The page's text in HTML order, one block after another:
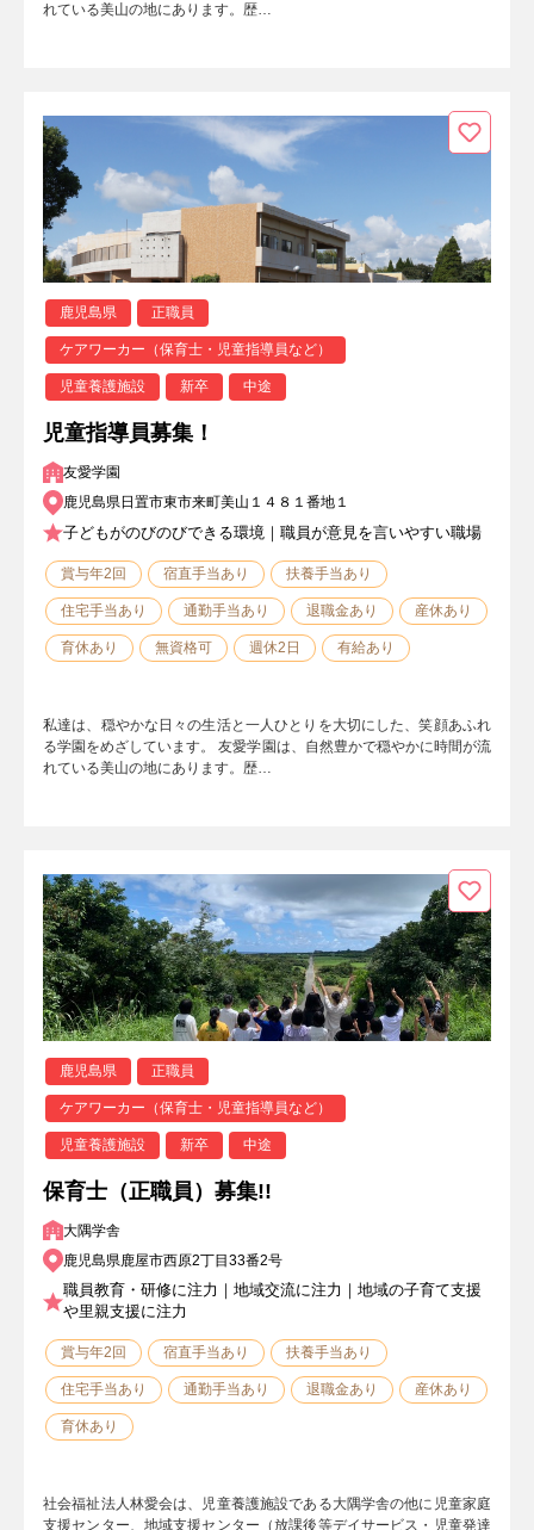
れている美山の地にあります。歴…
鹿児島県 正職員
ケアワーカー（保育士・児童指導員など）
児童養護施設 新卒 中途
児童指導員募集！
友愛学園
鹿児島県日置市東市来町美山１４８１番地１
子どもがのびのびできる環境｜職員が意見を言いやすい職場
賞与年2回 宿直手当あり 扶養手当あり
住宅手当あり 通勤手当あり 退職金あり 産休あり
育休あり 無資格可 週休2日 有給あり
私達は、穏やかな日々の生活と一人ひとりを大切にした、笑顔あふれ
る学園をめざしています。 友愛学園は、自然豊かで穏やかに時間が流
れている美山の地にあります。歴…
鹿児島県 正職員
ケアワーカー（保育士・児童指導員など）
児童養護施設 新卒 中途
保育士（正職員）募集!!
大隅学舎
鹿児島県鹿屋市西原2丁目33番2号
職員教育・研修に注力｜地域交流に注力｜地域の子育て支援
や里親支援に注力
賞与年2回 宿直手当あり 扶養手当あり
住宅手当あり 通勤手当あり 退職金あり 産休あり
育休あり
社会福祉法人林愛会は、児童養護施設である大隅学舎の他に児童家庭
支援センター、地域支援センター（放課後等デイサービス・児童発達